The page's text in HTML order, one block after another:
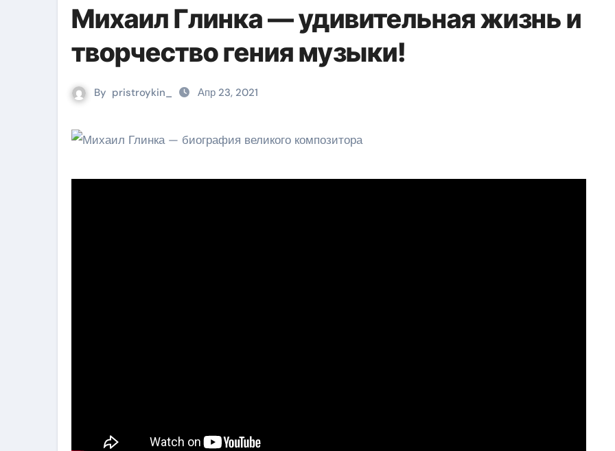
Михаил Глинка — удивительная жизнь и
творчество гения музыки!
By pristroykin_ Апр 23, 2021